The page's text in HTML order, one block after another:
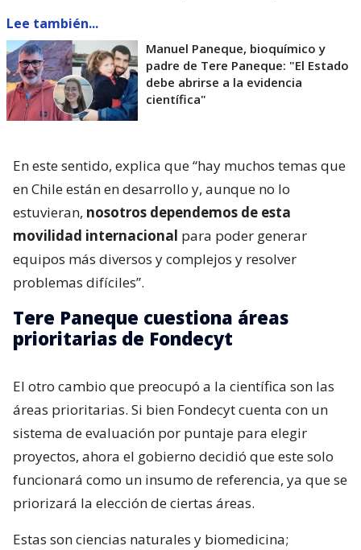
Lee también...
Manuel Paneque, bioquímico y
padre de Tere Paneque: "El Estado
debe abrirse a la evidencia
científica"
En este sentido, explica que “hay muchos temas que
en Chile están en desarrollo y, aunque no lo
estuvieran, nosotros dependemos de esta
movilidad internacional para poder generar
equipos más diversos y complejos y resolver
problemas difíciles”.
Tere Paneque cuestiona áreas
prioritarias de Fondecyt
El otro cambio que preocupó a la científica son las
áreas prioritarias. Si bien Fondecyt cuenta con un
sistema de evaluación por puntaje para elegir
proyectos, ahora el gobierno decidió que este solo
funcionará como un insumo de referencia, ya que se
priorizará la elección de ciertas áreas.
Estas son ciencias naturales y biomedicina;